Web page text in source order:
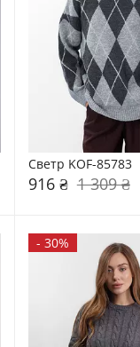
Светр KOF-85783
916 ₴ 1 309 ₴
- 30%